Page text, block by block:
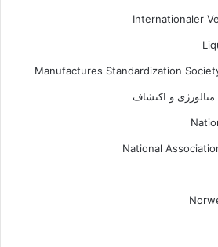
Internationaler
Manufactures Standardization
National